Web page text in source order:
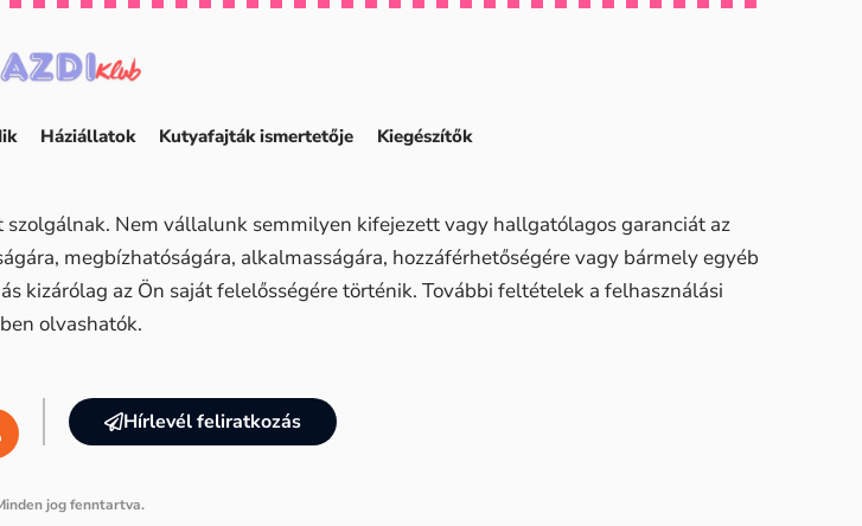
Háziállatok Kutyafajták ismertetője Kiegészítők
Nem vállalunk semmilyen kifejezett vagy hallgatólagos garanciát az
megbízhatóságára, alkalmasságára, hozzáférhetőségére vagy bármely egyéb
kizárólag az Ön saját felelősségére történik. További feltételek a felhasználási
olvashatók.
Hírlevél feliratkozás
jog fenntartva.